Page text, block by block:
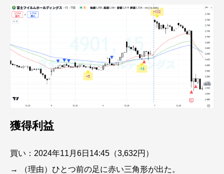
獲得利益
買い：2024年11月6日14:45（3,632円）
→ （理由）ひとつ前の足に赤い三角形が出た。